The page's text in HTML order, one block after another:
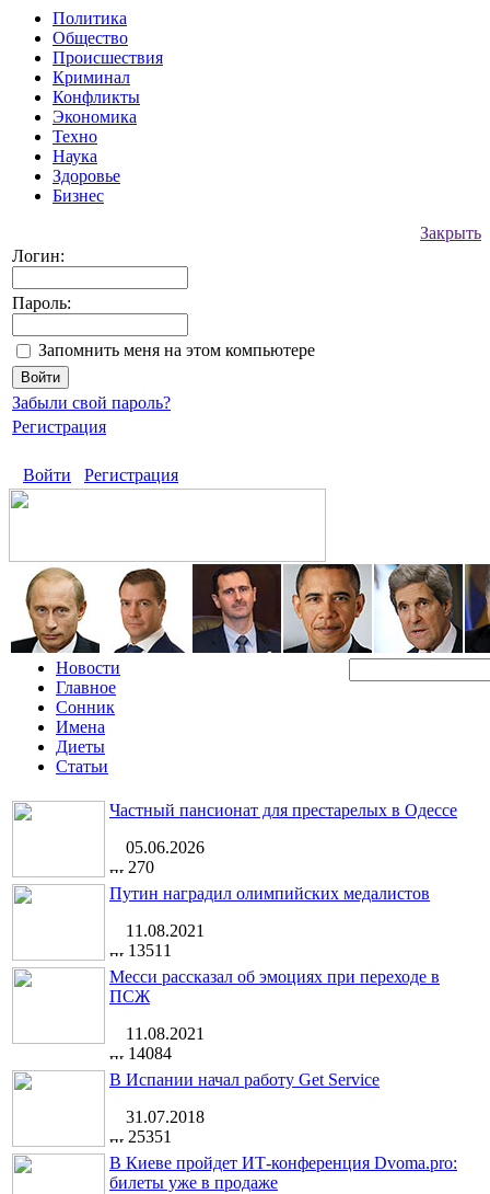
Политика
Общество
Происшествия
Криминал
Конфликты
Экономика
Техно
Наука
Здоровье
Бизнес
Закрыть
Логин:
Пароль:
Запомнить меня на этом компьютере
Забыли свой пароль?
Регистрация
Войти Регистрация
Новости
Главное
Сонник
Имена
Диеты
Статьи
Частный пансионат для престарелых в Одессе
05.06.2026
270
Путин наградил олимпийских медалистов
11.08.2021
13511
Месси рассказал об эмоциях при переходе в
ПСЖ
11.08.2021
14084
В Испании начал работу Get Service
31.07.2018
25351
В Киеве пройдет ИТ-конференция Dvoma.pro:
билеты уже в продаже